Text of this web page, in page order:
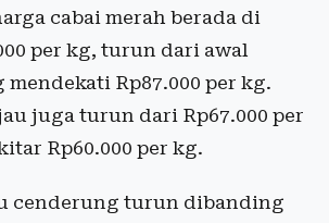
cabai merah berada di
per kg, turun dari awal
Rp87.000 per kg.
juga turun dari Rp67.000 per
Rp60.000 per kg.
cenderung turun dibanding